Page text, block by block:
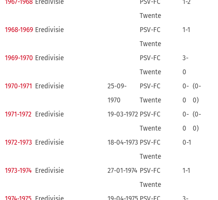
1967-1968 Eredivisie
PSV-FC
Twente
1-2
1968-1969 Eredivisie
PSV-FC
Twente
1-1
1969-1970 Eredivisie
PSV-FC
Twente
3-
0
1970-1971 Eredivisie
25-09-
1970
PSV-FC
Twente
0-
0
(0-
0)
1971-1972 Eredivisie 19-03-1972 PSV-FC
Twente
0-
0
(0-
0)
1972-1973 Eredivisie 18-04-1973 PSV-FC
Twente
0-1
1973-1974 Eredivisie 27-01-1974 PSV-FC
Twente
1-1